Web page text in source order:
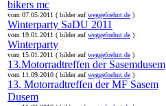
bikers mc
vom 07.05.2011 ( bilder aufweggefoehnt.de )
Winterparty SaDU 2011
vom 19.01.2011 ( bilder aufweggefoehnt.de )
Winterparty
vom 15.01.2011 ( bilder aufweggefoehnt.de )
13.Motorradtreffen der Sasemdusem
vom 11.09.2010 ( bilder aufweggefoehnt.de )
13. Motorradtreffen der MF Sasem
Dusem